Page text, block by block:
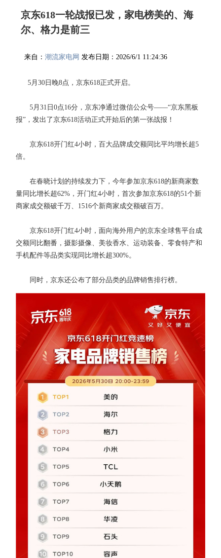
京东618一轮战报已发，家电榜美的、海
尔、格力是前三
来自：潮流家电网 发布日期：2026/6/1 11:24:36
5月30日晚8点，京东618正式开启。
5月31日0点16分，京东净通过微信公众号——“京东黑板
报”，发出了京东618活动正式开始后的第一张战报！
京东618开门红4小时，百大品牌成交额同比平均增长超5
倍。
在春晓计划的持续发力下，今年参加京东618的新商家数
量同比增长超62%，开门红4小时，首次参加京东618的51个新
商家成交额破千万、1516个新商家成交额破百万。
京东618开门红4小时，面向海外用户的京东全球售平台成
交额同比翻番，摄影摄像、美妆香水、运动装备、零食特产和
手机配件等品类实现同比增长超300%。
同时，京东还公布了部分品类的品牌销售排行榜。